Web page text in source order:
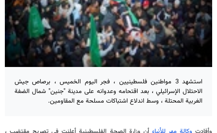
استشهد 3 مواطنين فلسطينيين ، فجر اليوم الخميس ، برصاص جيش
الاحتلال الإسرائيلي ، بعد اقتحامه وعدوانه على مدينة "جنين" شمال الضفة
الغربية المحتلة ، وسط اندلاع اشتباكات مسلحة مع المقاومين.